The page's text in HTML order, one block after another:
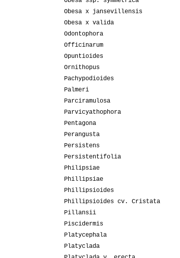
Obesa x jansevillensis
Obesa x valida
Odontophora
Officinarum
Opuntioides
Ornithopus
Pachypodioides
Palmeri
Parciramulosa
Parvicyathophora
Pentagona
Perangusta
Persistens
Persistentifolia
Philipsiae
Phillipsiae
Phillipsioides
Phillipsioides cv. Cristata
Pillansii
Piscidermis
Platycephala
Platyclada